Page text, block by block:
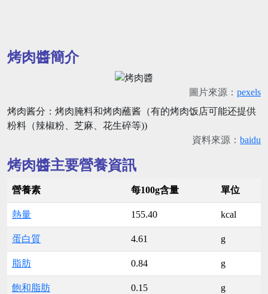
烤肉醬簡介
圖片來源： pexels
烤肉酱分：烤肉腌料和烤肉蘸酱（有的烤肉饭店可能还提供
粉料（辣椒粉、芝麻、花生碎等))
資料來源： baidu
烤肉醬主要營養資訊
營養素 每100g含量 單位
熱量 155.40 kcal
蛋白質 4.61 g
脂肪 0.84 g
飽和脂肪 0.15 g